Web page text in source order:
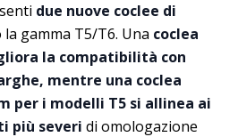
due nuove coclee di
gamma T5/T6. Una coclea
la compatibilità con
mentre una coclea
per i modelli T5 si allinea ai
più severi di omologazione